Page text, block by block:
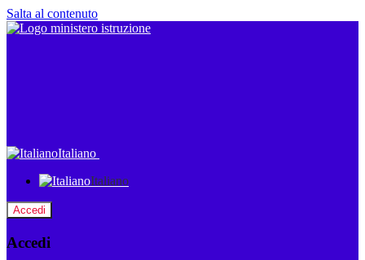
Salta al contenuto
Italiano
Italiano
Accedi
Accedi